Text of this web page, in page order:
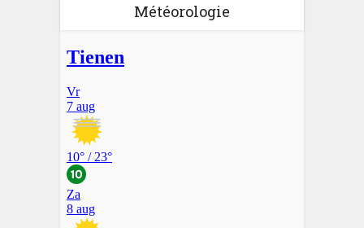
Météorologie